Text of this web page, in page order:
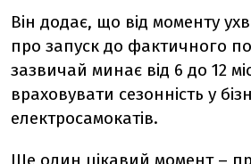
Він додає, що від моменту
про запуск до фактичного
зазвичай минає від 6 до 12
враховувати сезонність у
електросамокатів.